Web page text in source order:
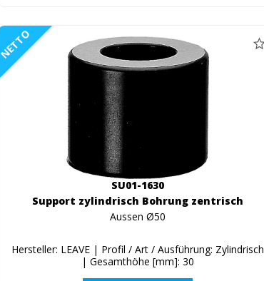
NETTO
SU01-1630
Support zylindrisch Bohrung zentrisch
Aussen Ø50
Hersteller: LEAVE | Profil / Art / Ausführung: Zylindrisch
| Gesamthöhe [mm]: 30